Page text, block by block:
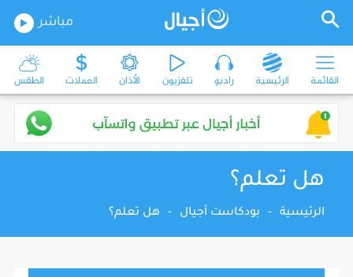
مباشر
القائمة الرئيسية راديو تلفزيون الأذان العملات الطقس
هل تعلم؟
الرئيسية - بودكاست أجيال - هل تعلم؟